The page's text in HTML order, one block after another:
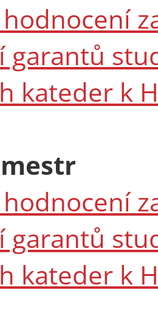
garantů
kateder k
garantů
kateder k